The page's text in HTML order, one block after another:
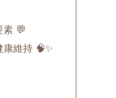
素 💬
維持 🧠✨